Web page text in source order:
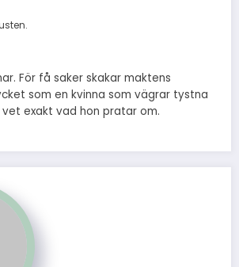
För få saker skakar maktens
som en kvinna som vägrar tystna
vet exakt vad hon pratar om.